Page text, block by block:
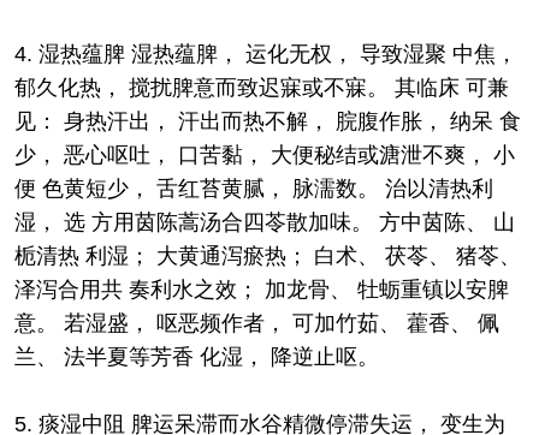
4. 湿热蕴脾 湿热蕴脾， 运化无权， 导致湿聚 中焦，
郁久化热， 搅扰脾意而致迟寐或不寐。 其临床 可兼
见： 身热汗出， 汗出而热不解， 脘腹作胀， 纳呆 食
少， 恶心呕吐， 口苦黏， 大便秘结或溏泄不爽， 小
便 色黄短少， 舌红苔黄腻， 脉濡数。 治以清热利
湿， 选 方用茵陈蒿汤合四苓散加味。 方中茵陈、 山
栀清热 利湿； 大黄通泻瘀热； 白术、 茯苓、 猪苓、
泽泻合用共 奏利水之效； 加龙骨、 牡蛎重镇以安脾
意。 若湿盛， 呕恶频作者， 可加竹茹、 藿香、 佩
兰、 法半夏等芳香 化湿， 降逆止呕。
5. 痰湿中阻 脾运呆滞而水谷精微停滞失运， 变生为